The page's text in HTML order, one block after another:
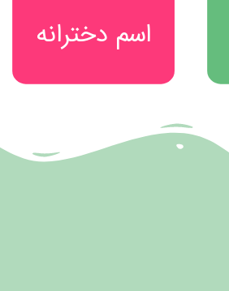
اسم دخترانه
اسم دخترانه